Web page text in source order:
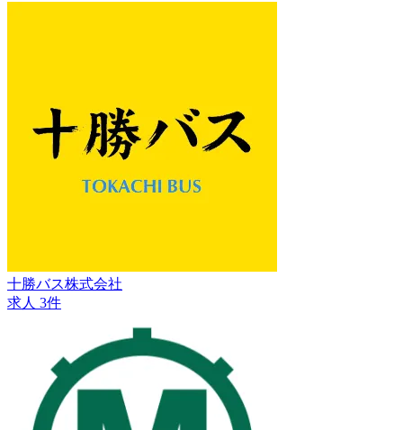
十勝バス株式会社
求人 3件